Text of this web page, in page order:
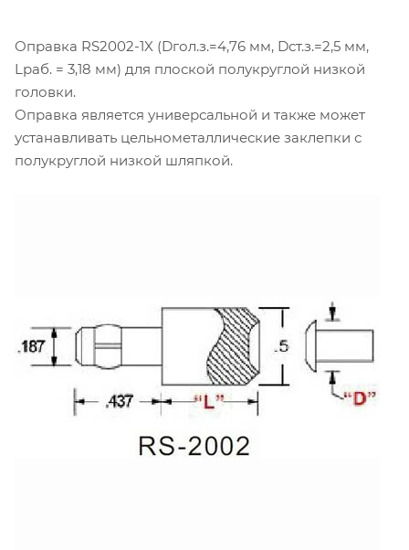
Оправка RS2002-1X (Dгол.з.=4,76 мм, Dст.з.=2,5 мм,
Lраб. = 3,18 мм) для плоской полукруглой низкой
головки.
Оправка является универсальной и также может
устанавливать цельнометаллические заклепки с
полукруглой низкой шляпкой.